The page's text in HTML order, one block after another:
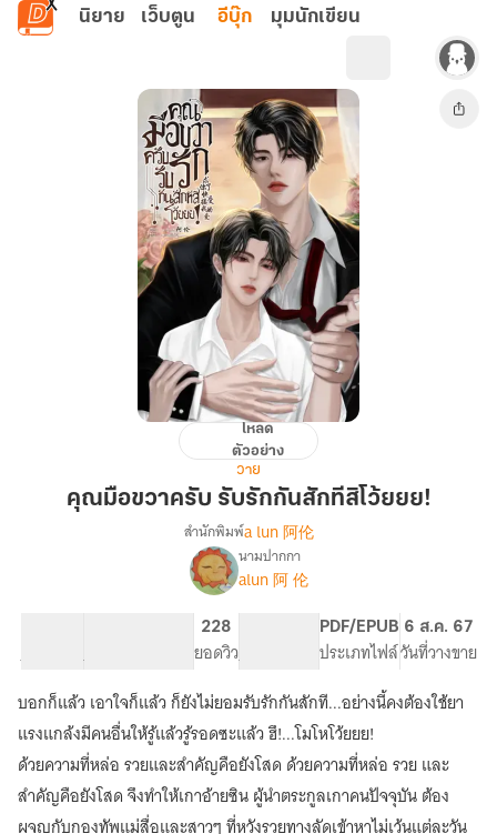
ข้ามไปยังเนื้อหาหลัก
นิยาย เว็บตูน อีบุ๊ก มุมนักเขียน
มือขวา
ครับ
ยย!
โหลด
ตัวอย่าง
วาย
คุณมือขวาครับ รับรักกันสักทีสิโว้ยยย!
เรื่อง
คุณ
กัน
สัก
ที
สิ
โว้ย
ยย!
สำนักพิมพ์a lun 阿伦
นามปากกา
alun 阿 伦
จำนวนคำ จำนวนหน้า (A5)
228
ยอดวิวระดับเนื้อหา
PDF/EPUB
ประเภทไฟล์
6 ส.ค. 67
วันที่วางขาย
บอกก็แล้ว เอาใจก็แล้ว ก็ยังไม่ยอมรับรักกันสักที...อย่างนี้คงต้องใช้ยา
แรงแกล้งมีคนอื่นให้รู้แล้วรู้รอดซะแล้ว ฮึ!...โมโหโว้ยยย!
ด้วยความที่หล่อ รวยและสำคัญคือยังโสด ด้วยความที่หล่อ รวย และ
สำคัญคือยังโสด จึงทำให้เกาอ้ายซิน ผู้นำตระกูลเกาคนปัจจุบัน ต้อง
ผจญกับกองทัพแม่สื่อและสาวๆ ที่หวังรวยทางลัดเข้าหาไม่เว้นแต่ละวัน